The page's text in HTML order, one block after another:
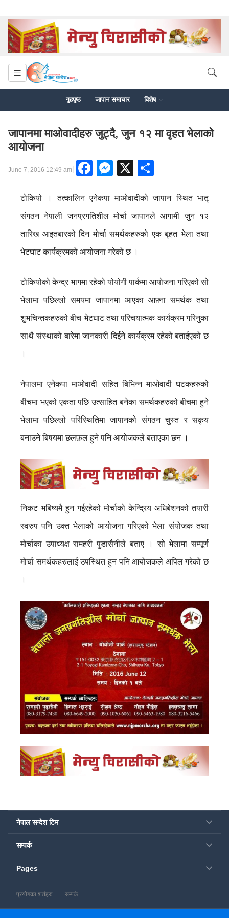
गृहपृष्ठ जापान समाचार विशेष
जापानमा माओवादीहरु जुट्दै, जुन १२ मा वृहत भेलाको
आयोजना
June 7, 2016 12:49 am| Facebook
Messenger
X
टोकियो । तत्कालिन एनेकपा माओवादीको जापान स्थित भातृ
संगठन नेपाली जनप्रगतिशील मोर्चा जापानले आगामी जुन १२
तारिख आइतबारको दिन मोर्चा समर्थकहरुको एक बृहत भेला तथा
भेटघाट कार्यक्रमको आयोजना गरेको छ ।
टोकियोको केन्द्र भागमा रहेको योयोगी पार्कमा आयोजना गरिएको सो
भेलामा पछिल्लो समयमा जापानमा आएका आफ़्ना समर्थक तथा
शुभचिन्तकहरुको बीच भेटघाट तथा परिचयात्मक कार्यक्रम गरिनुका
साथै संस्थाको बारेमा जानकारी दिईने कार्यक्रम रहेको बताईएको छ
।
नेपालमा एनेकपा माओवादी सहित बिभिन्न माओवादी घटकहरुको
बीचमा भएको एकता पछि उत्साहित बनेका समर्थकहरुको बीचमा हुने
भेलामा पछिल्लो परिस्थितिमा जापानको संगठन चुस्त र सकृय
बनाउने बिषयमा छलफ़ल हुने पनि आयोजकले बताएका छन ।
निकट भबिष्यमै हुन गईरहेको मोर्चाको केन्द्रिय अधिबेशनको तयारी
स्वरुप पनि उक्त भेलाको आयोजना गरिएको भेला संयोजक तथा
मोर्चाका उपाध्यक्ष रामहरी पुडासैनीले बताए । सो भेलामा सम्पूर्ण
मोर्चा समर्थकहरुलाई उपस्थित हुन पनि आयोजकले अपिल गरेको छ
।
नेपाल सन्देश टिम
सम्पर्क
Pages
प्रयोगका शर्तहरु : सम्पर्क